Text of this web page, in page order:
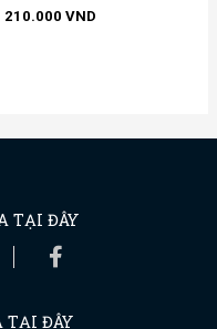
210.000 VND
TẠI ĐÂY
TẠI ĐÂY